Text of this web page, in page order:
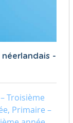
-
Troisième
Primaire –